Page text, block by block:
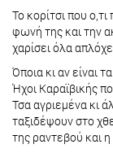
Το κορίτσι που
φωνή της και την
χαρίσει όλα
Όποια κι αν είναι
Ήχοι Καραϊβικής
Τσα αγριεμένα κι
ταξιδέψουν στο
της ραντεβού και